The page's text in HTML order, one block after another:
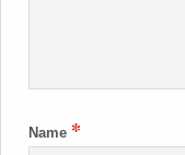
Name *